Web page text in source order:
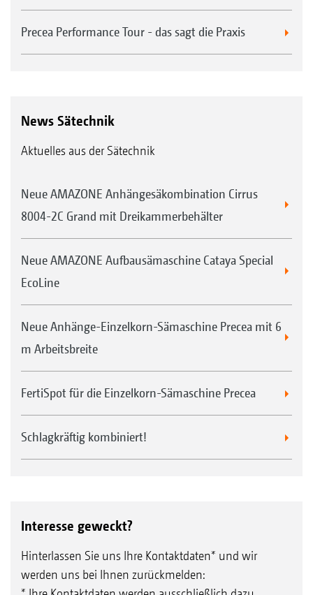
Precea Performance Tour - das sagt die Praxis
News Sätechnik
Aktuelles aus der Sätechnik
Neue AMAZONE Anhängesäkombination Cirrus
8004-2C Grand mit Dreikammerbehälter
Neue AMAZONE Aufbausämaschine Cataya Special
EcoLine
Neue Anhänge-Einzelkorn-Sämaschine Precea mit 6
m Arbeitsbreite
FertiSpot für die Einzelkorn-Sämaschine Precea
Schlagkräftig kombiniert!
Interesse geweckt?
Hinterlassen Sie uns Ihre Kontaktdaten* und wir
werden uns bei Ihnen zurückmelden: